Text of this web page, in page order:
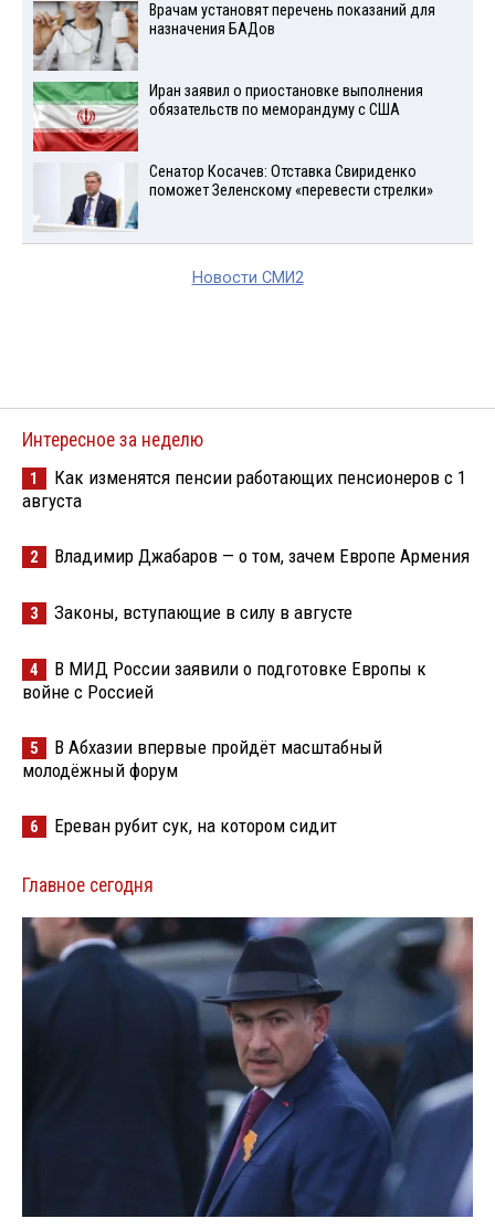
Врачам установят перечень показаний для
назначения БАДов
Иран заявил о приостановке выполнения
обязательств по меморандуму с США
Сенатор Косачев: Отставка Свириденко
поможет Зеленскому «перевести стрелки»
Новости СМИ2
Интересное за неделю
1
Как изменятся пенсии работающих пенсионеров с 1
августа
2 Владимир Джабаров — о том, зачем Европе Армения
3 Законы, вступающие в силу в августе
4
В МИД России заявили о подготовке Европы к
войне с Россией
5
В Абхазии впервые пройдёт масштабный
молодёжный форум
6 Ереван рубит сук, на котором сидит
Главное сегодня